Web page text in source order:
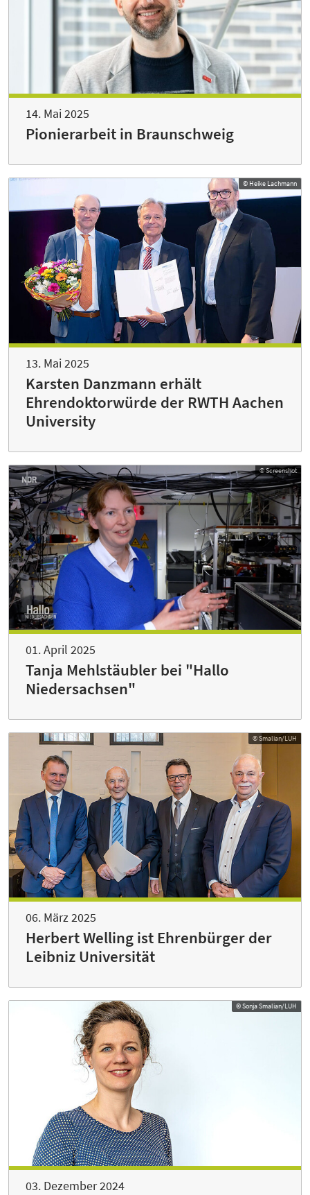
14. Mai 2025
Pionierarbeit in Braunschweig
© Heike Lachmann
13. Mai 2025
Karsten Danzmann erhält
Ehrendoktorwürde der RWTH Aachen
University
© Screenshot
01. April 2025
Tanja Mehlstäubler bei "Hallo
Niedersachsen"
© Smalian/LUH
06. März 2025
Herbert Welling ist Ehrenbürger der
Leibniz Universität
© Sonja Smalian/LUH
03. Dezember 2024